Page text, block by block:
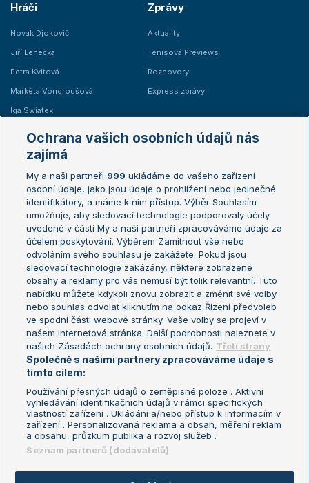
Hráči
Novak Djokovič
Jiří Lehečka
Petra Kvitová
Markéta Vondroušová
Iga Swiatek
Zprávy
Aktuality
Tenisová Previews
Rozhovory
Express zprávy
Žebříčky
Žebříček ATP (muži)
Žebříček WTA (ženy)
Sázkařský žebříček
Australian Open
French Open
Wimbledon
US Open
Turnaj mistrů
Turnaj mistryň
Aktualní trendy
Fotbalové přestupy
Livesport Daily
LS Prague Open
Podmínky užití
Nastavení soukromí
GDPR a žurnalistika
Reklama
Kontakt
Informace o zpracování osobních
údajů
Ochrana vašich osobních údajů nás
zajímá
My a naši partneři 999 ukládáme do vašeho zařízení
osobní údaje, jako jsou údaje o prohlížení nebo jedinečné
identifikátory, a máme k nim přístup. Výběr Souhlasím
umožňuje, aby sledovací technologie podporovaly účely
uvedené v části My a naši partneři zpracováváme údaje za
účelem poskytování. Výběrem Zamítnout vše nebo
odvoláním svého souhlasu je zakážete. Pokud jsou
sledovací technologie zakázány, některé zobrazené
obsahy a reklamy pro vás nemusí být tolik relevantní. Tuto
nabídku můžete kdykoli znovu zobrazit a změnit své volby
nebo souhlas odvolat kliknutím na odkaz Řízení předvoleb
ve spodní části webové stránky. Vaše volby se projeví v
našem Internetová stránka. Další podrobnosti naleznete v
našich Zásadách ochrany osobních údajů. Třetí strany
Společně s našimi partnery zpracováváme údaje s
tímto cílem:
Používání přesných údajů o zeměpisné poloze . Aktivní
vyhledávání identifikačních údajů v rámci specifických
vlastností zařízení . Ukládání a/nebo přístup k informacím v
zařízení . Personalizovaná reklama a obsah, měření reklam
a obsahu, průzkum publika a rozvoj služeb .
Seznam partnerů (dodavatelů)